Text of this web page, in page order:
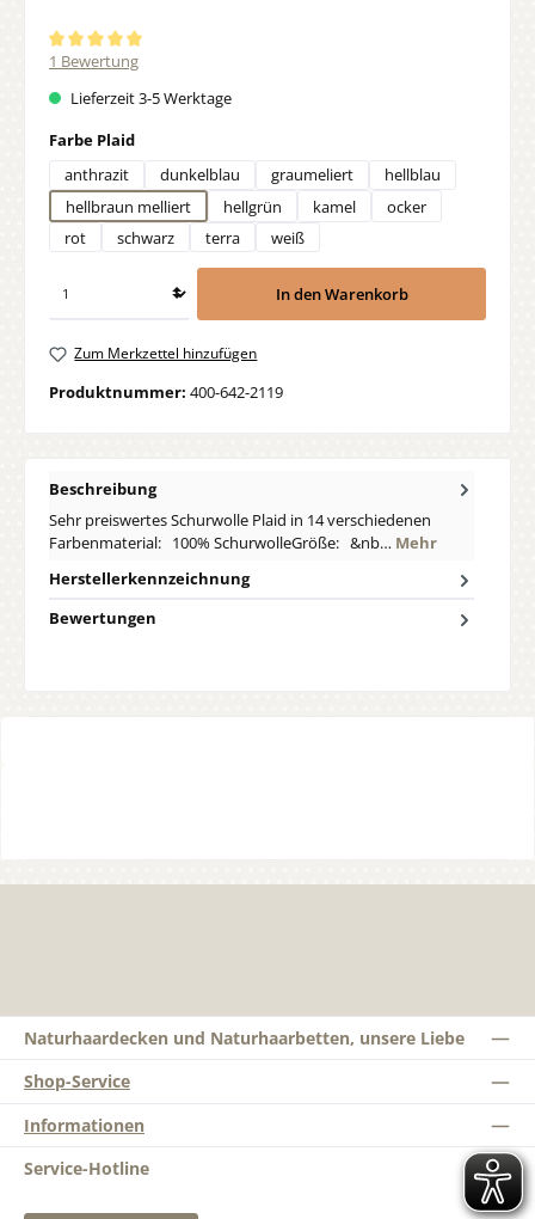
Durchschnittliche Bewertung von 5 von 5 Sternen
1 Bewertung
Lieferzeit 3-5 Werktage
Farbe Plaidauswählen
anthrazit
dunkelblau graumeliert
hellblau
hellbraun melliert
hellgrün kamel
ocker
rot
schwarz terra weiß
In den Warenkorb
Zum Merkzettel hinzufügen
Produktnummer: 400-642-2119
Beschreibung
Sehr preiswertes Schurwolle Plaid in 14 verschiedenen
Farbenmaterial: 100% SchurwolleGröße: &nb… Mehr
Herstellerkennzeichnung
Bewertungen
Naturhaardecken und Naturhaarbetten, unsere Liebe
Shop-Service
Informationen
Service-Hotline